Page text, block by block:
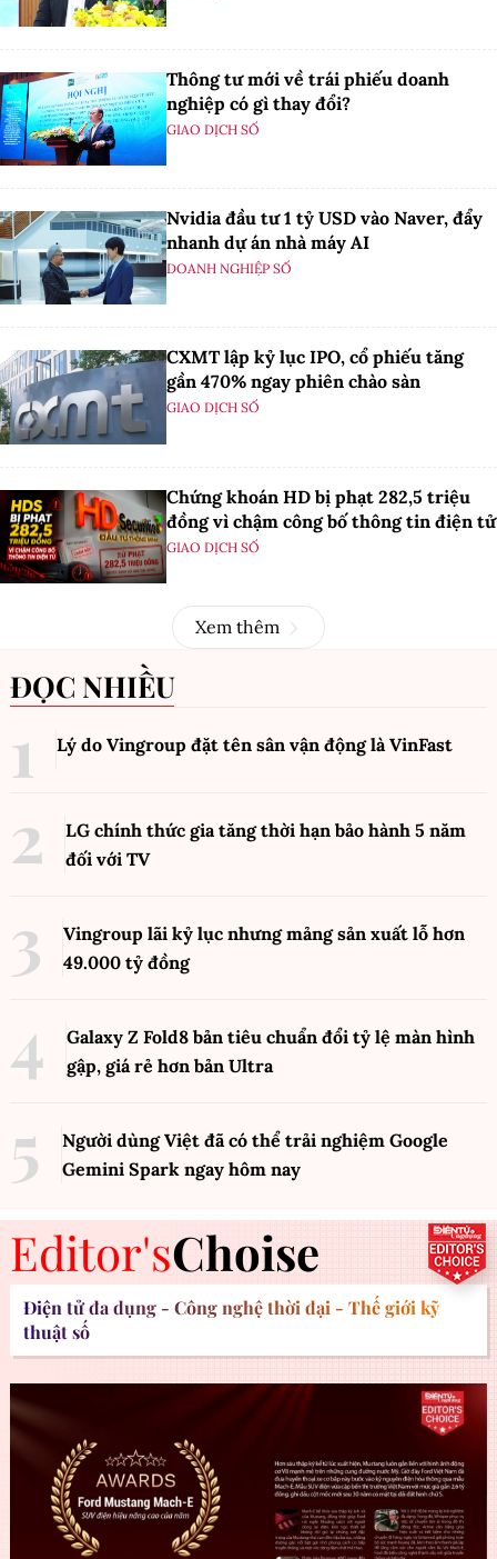
Thông tư mới về trái phiếu doanh
nghiệp có gì thay đổi?
GIAO DỊCH SỐ
Nvidia đầu tư 1 tỷ USD vào Naver, đẩy
nhanh dự án nhà máy AI
DOANH NGHIỆP SỐ
CXMT lập kỷ lục IPO, cổ phiếu tăng
gần 470% ngay phiên chào sàn
GIAO DỊCH SỐ
Chứng khoán HD bị phạt 282,5 triệu
đồng vì chậm công bố thông tin điện tử
GIAO DỊCH SỐ
Xem thêm
ĐỌC NHIỀU
Lý do Vingroup đặt tên sân vận động là VinFast
LG chính thức gia tăng thời hạn bảo hành 5 năm
đối với TV
Vingroup lãi kỷ lục nhưng mảng sản xuất lỗ hơn
49.000 tỷ đồng
Galaxy Z Fold8 bản tiêu chuẩn đổi tỷ lệ màn hình
gập, giá rẻ hơn bản Ultra
Người dùng Việt đã có thể trải nghiệm Google
Gemini Spark ngay hôm nay
Editor'sChoise
Điện tử đa dụng - Công nghệ thời đại - Thế giới kỹ
thuật số